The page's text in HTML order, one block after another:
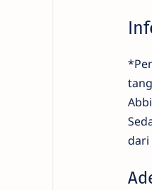
dari